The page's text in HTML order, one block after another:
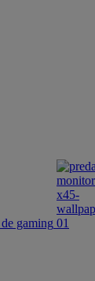
gaming